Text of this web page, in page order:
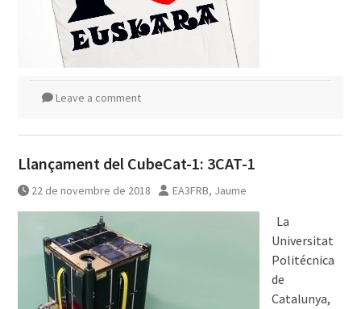
Leave a comment
Llançament del CubeCat-1: 3CAT-1
22 de novembre de 2018 EA3FRB, Jaume
La
Universitat
Politécnica
de
Catalunya,